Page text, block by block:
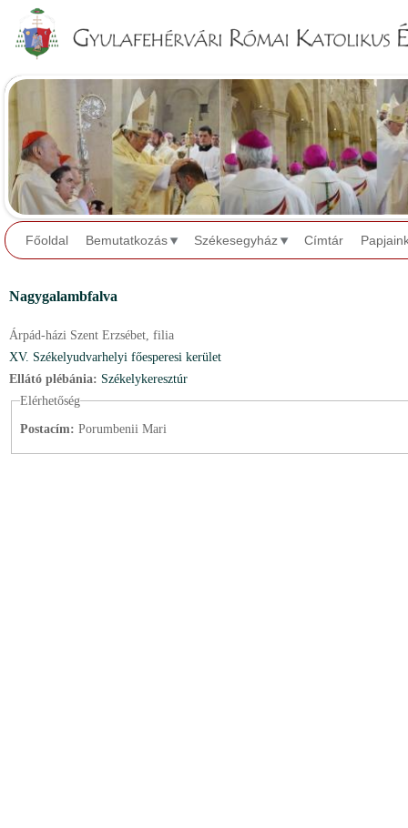
Főoldal Bemutatkozás Székesegyház Címtár
Nagygalambfalva
Árpád-házi Szent Erzsébet, filia
XV. Székelyudvarhelyi főesperesi kerület
Ellátó plébánia: Székelykeresztúr
Elérhetőség
Postacím: Porumbenii Mari